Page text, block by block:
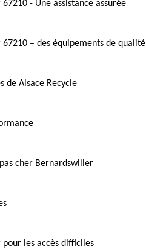
- Une assistance assurée
– des équipements de qualité
de Alsace Recycle
cher Bernardswiller
pour les accès difficiles